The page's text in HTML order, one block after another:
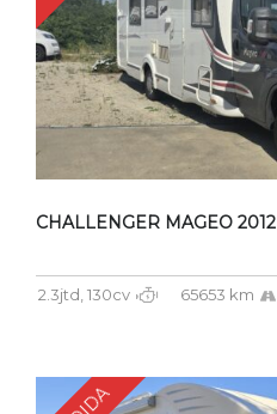
CHALLENGER MAGEO 2012
2.3jtd, 130cv 65653 km